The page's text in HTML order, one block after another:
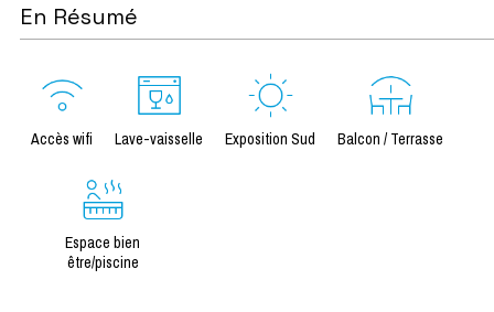
En Résumé
Accès wifi Lave-vaisselle Exposition Sud Balcon / Terrasse
Espace bien
être/piscine